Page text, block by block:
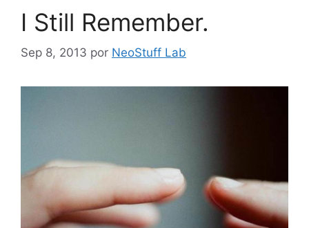
I Still Remember.
Sep 8, 2013 por NeoStuff Lab